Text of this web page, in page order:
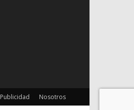
Publicidad Nosotros